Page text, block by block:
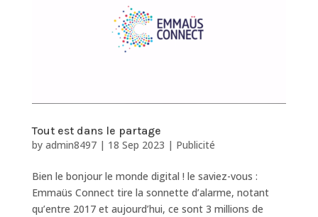
Tout est dans le partage
by admin8497| 18 Sep 2023 | Publicité
Bien le bonjour le monde digital ! le saviez-vous :
Emmaüs Connect tire la sonnette d’alarme, notant
qu’entre 2017 et aujourd’hui, ce sont 3 millions de